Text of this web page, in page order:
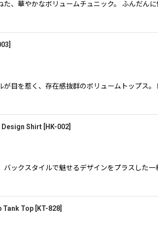
た、華やかなボリュームチュニック。 ふんだん
が目を惹く、存在感抜群のボリュームトップス
Design Shirt [HK-002]
バックスタイルで魅せるデザインをプラスした
Tank Top KT-828